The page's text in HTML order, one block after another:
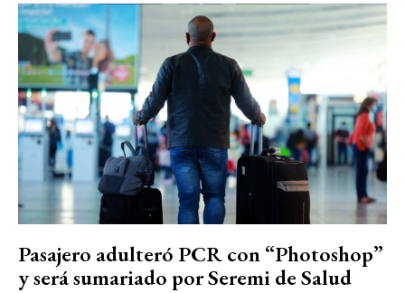
Pasajero adulteró PCR con “Photoshop”
y será sumariado por Seremi de Salud